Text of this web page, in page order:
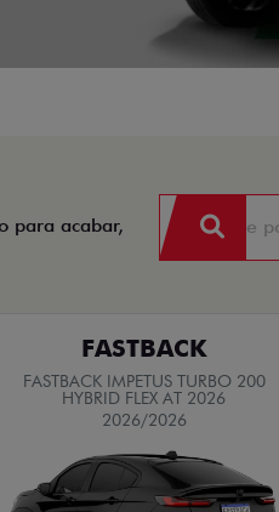
para acabar,
FASTBACK
FASTBACK IMPETUS TURBO 200
HYBRID FLEX AT 2026
2026/2026